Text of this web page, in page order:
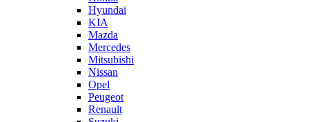
Hyundai
KIA
Mazda
Mercedes
Mitsubishi
Nissan
Opel
Peugeot
Renault